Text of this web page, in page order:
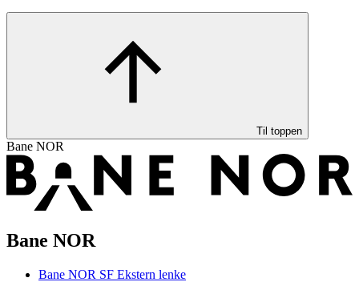
Til toppen
Bane NOR
Bane NOR
Bane NOR SF Ekstern lenke